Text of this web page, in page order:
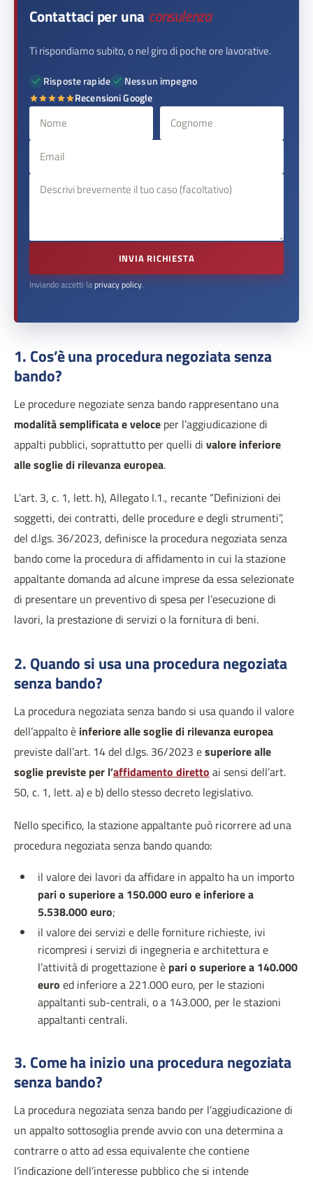
Contattaci per una consulenza
Ti rispondiamo subito, o nel giro di poche ore lavorative.
Risposte rapide
Nessun impegno
Recensioni Google
INVIA RICHIESTA
Inviando accetti laprivacy policy.
1. Cos’è una procedura negoziata senza
bando?
Le procedure negoziate senza bando rappresentano una
modalità semplificata e veloce per l’aggiudicazione di
appalti pubblici, soprattutto per quelli di valore inferiore
alle soglie di rilevanza europea.
L’art. 3, c. 1, lett. h), Allegato I.1., recante “Definizioni dei
soggetti, dei contratti, delle procedure e degli strumenti”,
del d.lgs. 36/2023, definisce la procedura negoziata senza
bando come la procedura di affidamento in cui la stazione
appaltante domanda ad alcune imprese da essa selezionate
di presentare un preventivo di spesa per l’esecuzione di
lavori, la prestazione di servizi o la fornitura di beni.
2. Quando si usa una procedura negoziata
senza bando?
La procedura negoziata senza bando si usa quando il valore
dell’appalto è inferiore alle soglie di rilevanza europea
previste dall’art. 14 del d.lgs. 36/2023 esuperiore alle
soglie previste per l’affidamento diretto ai sensi dell’art.
50, c. 1, lett. a) e b) dello stesso decreto legislativo.
Nello specifico, la stazione appaltante può ricorrere ad una
procedura negoziata senza bando quando:
il valore dei lavori da affidare in appalto ha un importo
pari o superiore a 150.000 euro e inferiore a
5.538.000 euro;
il valore dei servizi e delle forniture richieste, ivi
ricompresi i servizi di ingegneria e architettura e
l’attività di progettazione è pari o superiore a 140.000
euro ed inferiore a 221.000 euro, per le stazioni
appaltanti sub-centrali, o a 143.000, per le stazioni
appaltanti centrali.
3. Come ha inizio una procedura negoziata
senza bando?
La procedura negoziata senza bando per l’aggiudicazione di
un appalto sottosoglia prende avvio con una determina a
contrarre o atto ad essa equivalente che contiene
l’indicazione dell’interesse pubblico che si intende